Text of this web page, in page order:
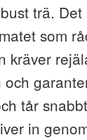
trä. Det
som
kräver
och
tår
in